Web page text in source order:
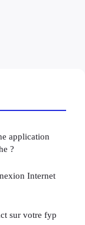
application
?
Internet
sur votre fyp